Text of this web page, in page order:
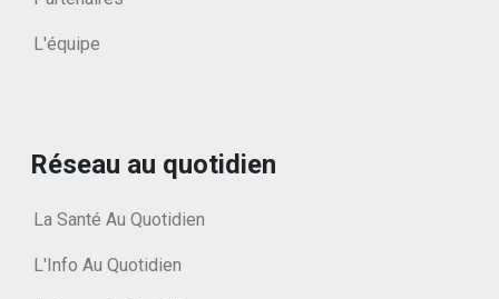
L'équipe
Réseau au quotidien
La Santé Au Quotidien
L'Info Au Quotidien